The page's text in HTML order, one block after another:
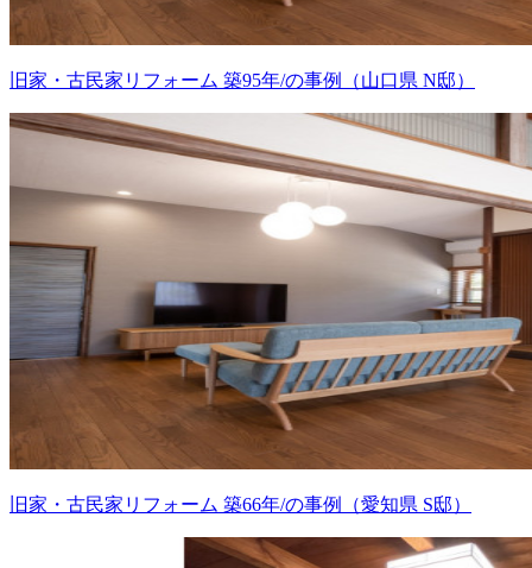
旧家・古民家リフォーム 築95年/の事例（山口県 N邸）
旧家・古民家リフォーム 築66年/の事例（愛知県 S邸）